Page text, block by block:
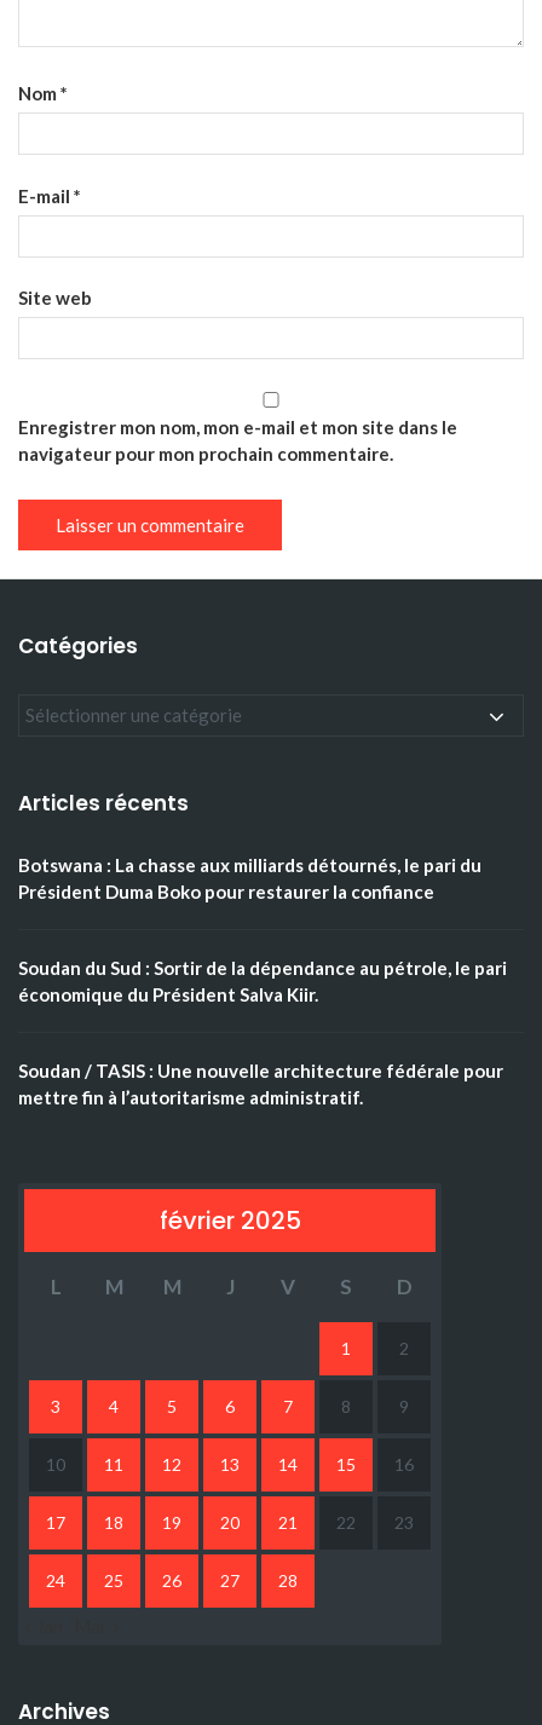
Nom *
E-mail *
Site web
Enregistrer mon nom, mon e-mail et mon site dans le
navigateur pour mon prochain commentaire.
Catégories
Articles récents
Botswana : La chasse aux milliards détournés, le pari du
Président Duma Boko pour restaurer la confiance
Soudan du Sud : Sortir de la dépendance au pétrole, le pari
économique du Président Salva Kiir.
Soudan / TASIS : Une nouvelle architecture fédérale pour
mettre fin à l’autoritarisme administratif.
février 2025
L M M J V S D
1 2
3 4 5 6 7 8 9
10 11 12 13 14 15 16
17 18 19 20 21 22 23
24 25 26 27 28
Archives